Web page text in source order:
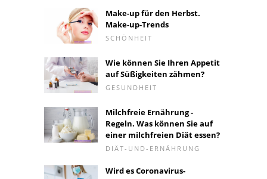
Make-up für den Herbst.
Make-up-Trends
SCHÖNHEIT
Wie können Sie Ihren Appetit
auf Süßigkeiten zähmen?
GESUNDHEIT
Milchfreie Ernährung -
Regeln. Was können Sie auf
einer milchfreien Diät essen?
DIÄT-UND-ERNÄHRUNG
Wird es Coronavirus-